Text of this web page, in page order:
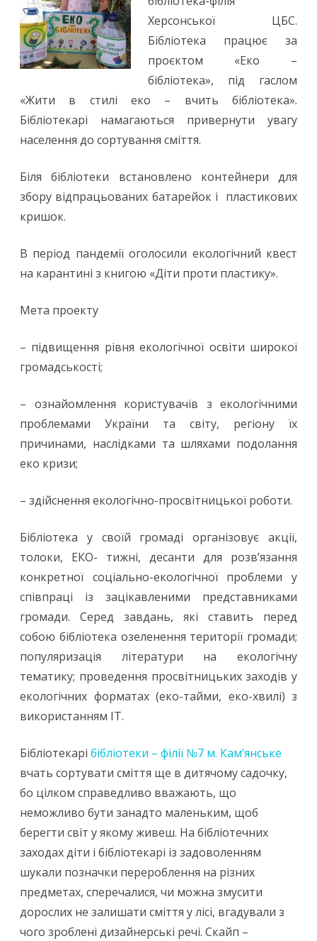
Херсонської ЦБС.
Бібліотека працює за
проєктом «Еко –
бібліотека», під гаслом
«Жити в стилі еко – вчить бібліотека».
Бібліотекарі намагаються привернути увагу
населення до сортування сміття.
Біля бібліотеки встановлено контейнери для
збору відпрацьованих батарейок і пластикових
кришок.
В період пандемії оголосили екологічний квест
на карантині з книгою «Діти проти пластику».
Мета проекту
– підвищення рівня екологічної освіти широкої
громадськості;
– ознайомлення користувачів з екологічними
проблемами України та світу, регіону їх
причинами, наслідками та шляхами подолання
еко кризи;
– здійснення екологічно-просвітницької роботи.
Бібліотека у своїй громаді організовує акції,
толоки, ЕКО- тижні, десанти для розв’язання
конкретної соціально-екологічної проблеми у
співпраці із зацікавленими представниками
громади. Серед завдань, які ставить перед
собою бібліотека озеленення території громади;
популяризація літератури на екологічну
тематику; проведення просвітницьких заходів у
екологічних форматах (еко-тайми, еко-хвилі) з
використанням ІТ.
Бібліотекарі бібліотеки – філії №7 м. Кам’янське
вчать сортувати сміття ще в дитячому садочку,
бо цілком справедливо вважають, що
неможливо бути занадто маленьким, щоб
берегти світ у якому живеш. На бібліотечних
заходах діти і бібліотекарі із задоволенням
шукали позначки перероблення на різних
предметах, сперечалися, чи можна змусити
дорослих не залишати сміття у лісі, вгадували з
чого зроблені дизайнерські речі. Скайп –